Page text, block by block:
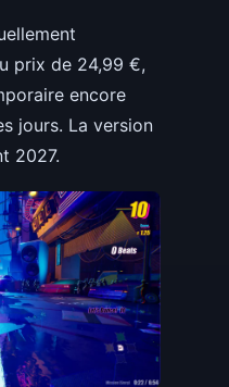
prix de 24,99 €,
encore
jours. La version
2027.